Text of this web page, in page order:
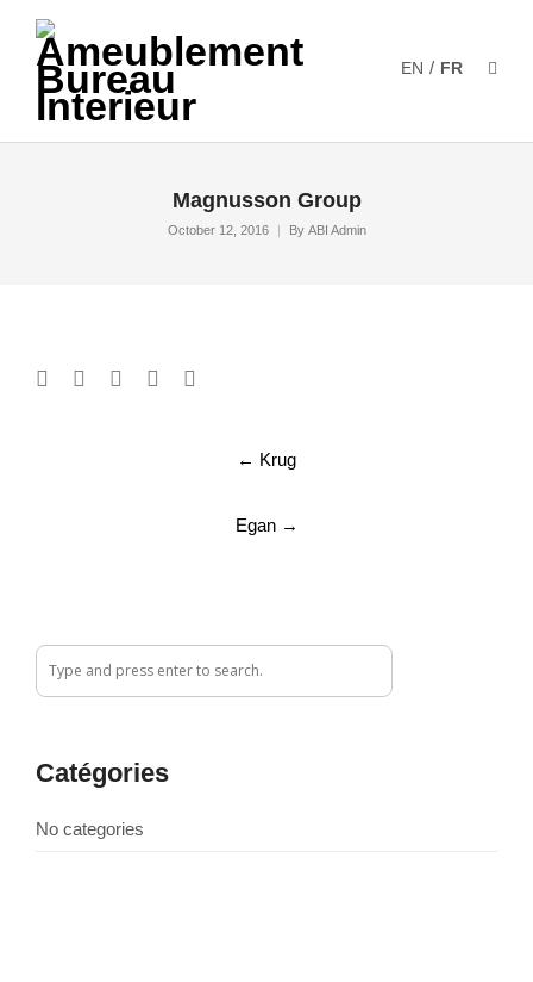
EN / FR
Magnusson Group
October 12, 2016 By ABI Admin
← Krug
Egan →
Catégories
No categories